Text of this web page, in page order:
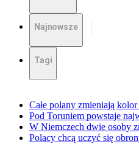
Najnowsze
Tagi
Całe polany zmieniają
Pod Toruniem powstaje
W Niemczech dwie osoby
Polacy chcą uczyć się